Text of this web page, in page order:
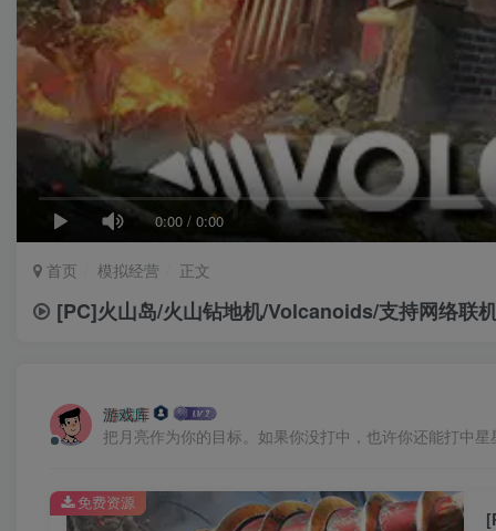
0:00 / 0:00
首页 模拟经营 正文
[PC]火山岛/火山钻地机/Volcanoids/支持网络联
游戏库
把月亮作为你的目标。如果你没打中，也许你还能打中星
免费资源